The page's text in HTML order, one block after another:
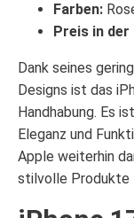
Farben:
Preis in der
Dank seines
Designs ist das
Handhabung. Es
Eleganz und
Apple weiterhin
stilvolle Produkte